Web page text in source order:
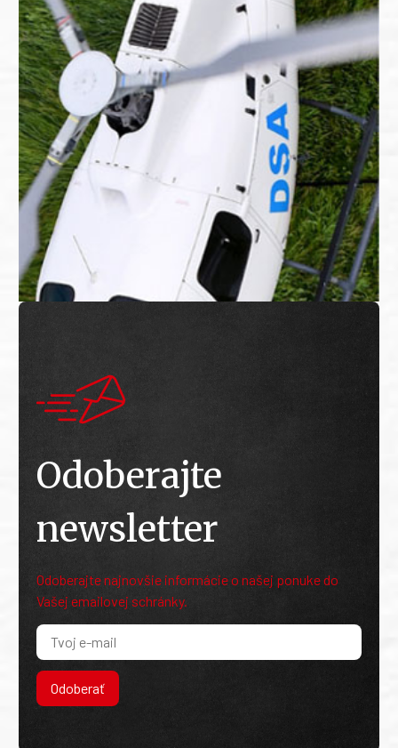
Odoberajte
newsletter
Odoberajte najnovšie informácie o našej ponuke do
Vašej emailovej schránky.
Odoberať